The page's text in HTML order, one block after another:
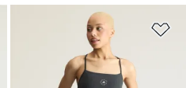
Dodaj do listy życzeń